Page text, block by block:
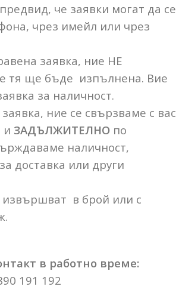
че заявки могат да се
чрез имейл или чрез
заявка, ние НЕ
тя ще бъде изпълнена. Вие
за наличност.
ние се свързваме с вас
и ЗАДЪЛЖИТЕЛНО по
наличност,
доставка или други
в брой или с
в работно време:
191 192